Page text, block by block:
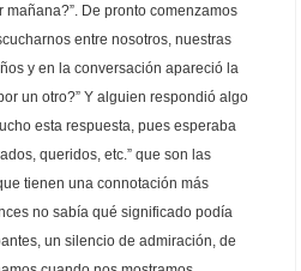
mañana?”. De pronto comenzamos
entre nosotros, nuestras
y en la conversación apareció la
un otro?” Y alguien respondió algo
esta respuesta, pues esperaba
queridos, etc.” que son las
tienen una connotación más
no sabía qué significado podía
un silencio de admiración, de